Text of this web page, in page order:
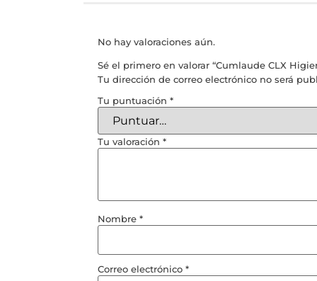
No hay valoraciones aún.
Sé el primero en valorar “Cumlaude CLX
Tu dirección de correo electrónico no será
Tu puntuación *
Tu valoración *
Nombre *
Correo electrónico *